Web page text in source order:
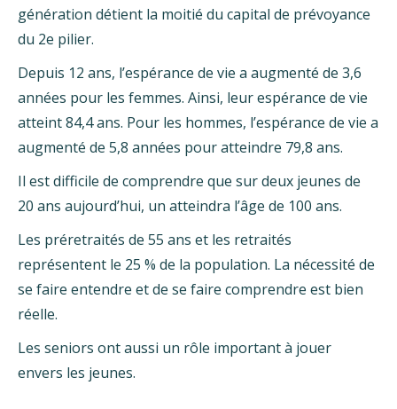
génération détient la moitié du capital de prévoyance
du 2e pilier.
Depuis 12 ans, l’espérance de vie a augmenté de 3,6
années pour les femmes. Ainsi, leur espérance de vie
atteint 84,4 ans. Pour les hommes, l’espérance de vie a
augmenté de 5,8 années pour atteindre 79,8 ans.
Il est difficile de comprendre que sur deux jeunes de
20 ans aujourd’hui, un atteindra l’âge de 100 ans.
Les préretraités de 55 ans et les retraités
représentent le 25 % de la population. La nécessité de
se faire entendre et de se faire comprendre est bien
réelle.
Les seniors ont aussi un rôle important à jouer
envers les jeunes.